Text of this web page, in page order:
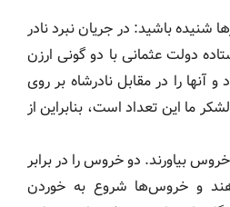
شنیده باشید: در جریان نبرد نادر
دولت عثمانی با دو گونی ارزن
آنها را در مقابل نادرشاه بر روی
ما این تعداد است، بنابراین از
بیاورند. دو خروس را در برابر
و خروس‌ها شروع به خوردن